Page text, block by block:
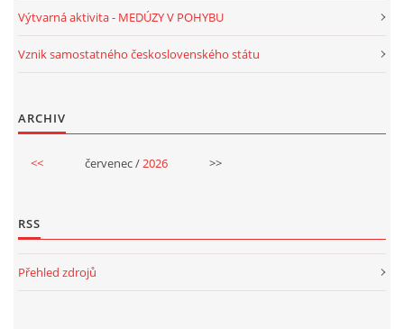
SVĚTOVÝ DEN VODY 22. BŘEZEN
RECENZE NA KNIHY
MIKULÁŠSKÁ NADÍLKA
Výtvarná aktivita - MEDÚZY V POHYBU
Vznik samostatného československého státu
ARCHIV
<< červenec /2026 >>
RSS
Přehled zdrojů